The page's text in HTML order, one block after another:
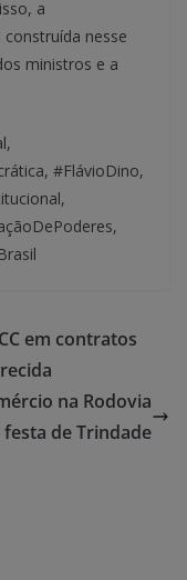
a
nesse
ministros e a
#FlávioDino,
em contratos
na Rodovia
de Trindade